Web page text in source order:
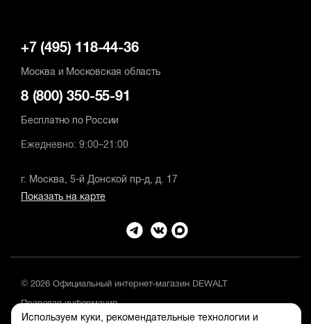
Используем куки, рекомендательные технологии и
+7 (495) 118-44-36
Москва и Московская область
8 (800) 350-55-91
Бесплатно по России
Ежедневно: 9:00–21:00
г. Москва, 5-й Донской пр-д, д. 17
Показать на карте
© 2026 Официальный интернет-магазин DEWALT
Правовая информация